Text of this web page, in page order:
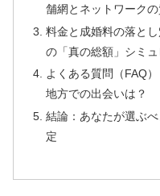
🎯 40代専門 のミ
📈
創業 25年 ・成
👥
在籍会員
9万人
💰
月額 7,700円〜
40代からの婚活に特
舗網とネットワークの
料金と成婚料の落と
の「真の総額」シミ
よくある質問（FAQ
地方での出会いは？
結論：あなたが選ぶ
定